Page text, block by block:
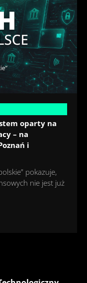
oparty na
– na
i
pokazuje,
nie jest już